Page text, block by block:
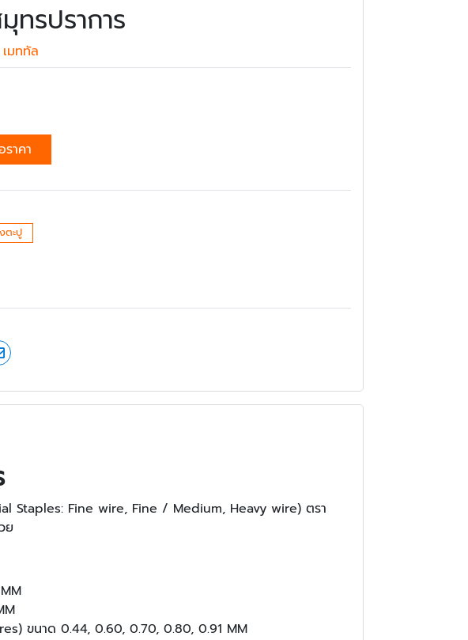
ทรปราการ
มททัล
ราคา
ตะปู
Staples: Fine wire, Fine / Medium, Heavy wire) ตรา
ย
ขนาด 0.44, 0.60, 0.70, 0.80, 0.91 MM